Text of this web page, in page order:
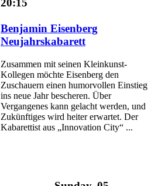
20:15
Benjamin Eisenberg
Neujahrskabarett
Zusammen mit seinen Kleinkunst-
Kollegen möchte Eisenberg den
Zuschauern einen humorvollen Einstieg
ins neue Jahr bescheren. Über
Vergangenes kann gelacht werden, und
Zukünftiges wird heiter erwartet. Der
Kabarettist aus „Innovation City“ ...